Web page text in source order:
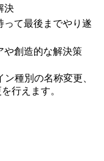
決
って最後までやり遂
や創造的な解決策
種別の名称変更、
行えます。